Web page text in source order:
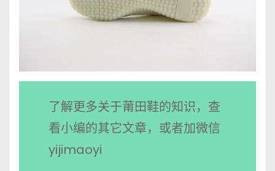
了解更多关于莆田鞋的知识，查
看小编的其它文章，或者加微信
yijimaoyi